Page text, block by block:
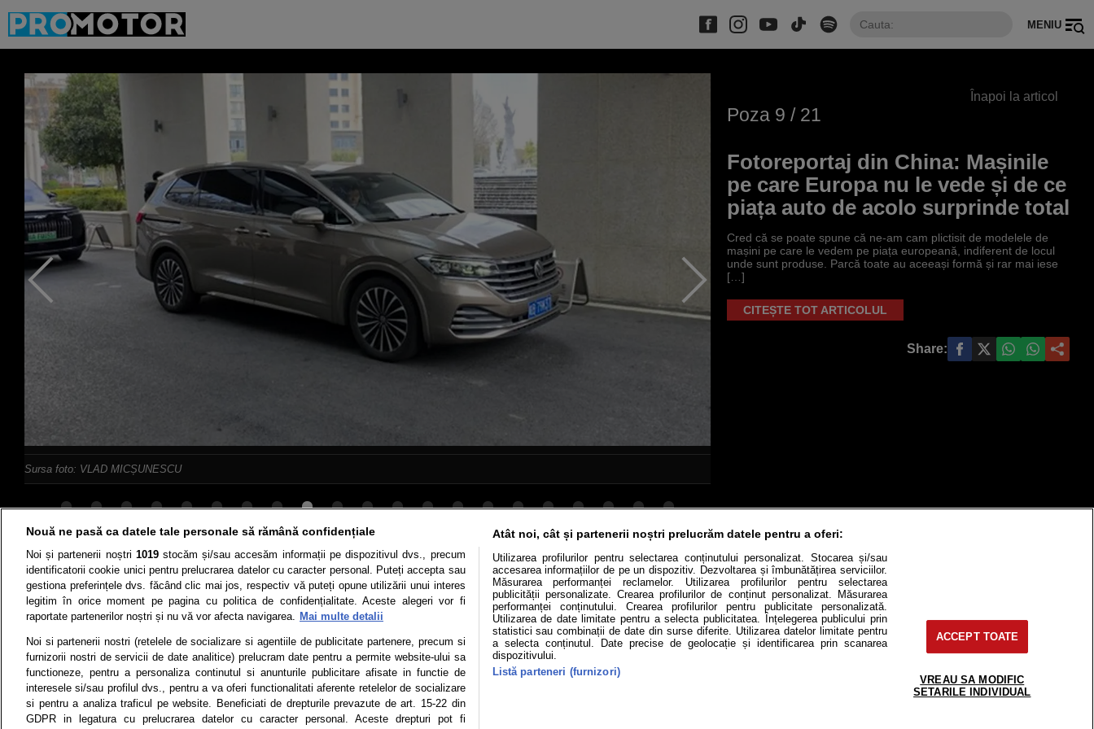
MENIU
Sursa foto: VLAD MICȘUNESCU
Înapoi la articol
Poza 9 / 21
Fotoreportaj din China: Mașinile
pe care Europa nu le vede și de ce
piața auto de acolo surprinde total
Cred că se poate spune că ne-am cam plictisit de modelele de
mașini pe care le vedem pe piața europeană, indiferent de locul
unde sunt produse. Parcă toate au aceeași formă și rar mai iese
[…]
CITEȘTE TOT ARTICOLUL
Share:
Știri Test drive Mașini electrice Utile Video Podcast cu Prioritate Cât costă?
Termeni si conditii Politica de confidentialitate Politica de cookies Echipa editorială Contact Modifică Setările
Toate drepturile rezervate | Citarea se poate face în limita a 250 de semne. Nicio instituţie sau persoană (site-uri, instituţii mass-media, firme de
monitorizare) nu poate reproduce integral scrierile publicistice purtătoare de Drepturi de Autor fără acordul nostru.
© 2026 - ARC MEDIA PUBLISHING SRL, Adresa: București, Sos Fabrica de Glucoză, nr. 21, parter, sector 2, J2016000631407, CIF: RO35451445
Nouă ne pasă ca datele tale personale să rămână confidențiale
Noi și partenerii noștri 1019stocăm și/sau accesăm informații pe dispozitivul dvs., precum
identificatorii cookie unici pentru prelucrarea datelor cu caracter personal. Puteți accepta sau
gestiona preferințele dvs. făcând clic mai jos, respectiv vă puteți opune utilizării unui interes
legitim în orice moment pe pagina cu politica de confidențialitate. Aceste alegeri vor fi
raportate partenerilor noștri și nu vă vor afecta navigarea. Mai multe detalii
Noi si partenerii nostri (retelele de socializare si agentiile de publicitate partenere, precum si
furnizorii nostri de servicii de date analitice) prelucram date pentru a permite website-ului sa
functioneze, pentru a personaliza continutul si anunturile publicitare afisate in functie de
interesele si/sau profilul dvs., pentru a va oferi functionalitati aferente retelelor de socializare
si pentru a analiza traficul pe website. Beneficiati de drepturile prevazute de art. 15-22 din
GDPR in legatura cu prelucrarea datelor cu caracter personal. Aceste drepturi pot fi
Atât noi, cât și partenerii noștri prelucrăm datele pentru a oferi:
Utilizarea profilurilor pentru selectarea conținutului personalizat. Stocarea și/sau
accesarea informațiilor de pe un dispozitiv. Dezvoltarea și îmbunătățirea serviciilor.
Măsurarea performanței reclamelor. Utilizarea profilurilor pentru selectarea
publicității personalizate. Crearea profilurilor de conținut personalizat. Măsurarea
performanței conținutului. Crearea profilurilor pentru publicitate personalizată.
Utilizarea de date limitate pentru a selecta publicitatea. Înțelegerea publicului prin
statistici sau combinații de date din surse diferite. Utilizarea datelor limitate pentru
a selecta conținutul. Date precise de geolocație și identificarea prin scanarea
dispozitivului.
Listă parteneri (furnizori)
ACCEPT TOATE
VREAU SA MODIFIC
SETARILE INDIVIDUAL